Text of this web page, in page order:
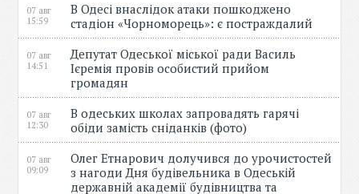
07 авг
15:59
В Одесі внаслідок атаки пошкоджено
стадіон «Чорноморець»: є постраждалий
07 авг
14:51
Депутат Одеської міської ради Василь
Ієремія провів особистий прийом
громадян
07 авг
12:30
В одеських школах запровадять гарячі
обіди замість сніданків (фото)
07 авг
09:09
Олег Етнарович долучився до урочистостей
з нагоди Дня будівельника в Одеській
державній академії будівництва та